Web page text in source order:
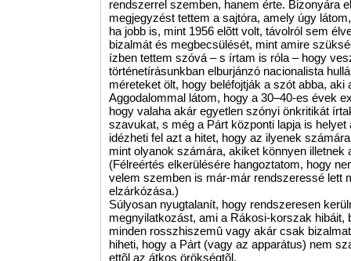
rendszerrel szemben, hanem érte. Bizonyára
megjegyzést tettem a sajtóra, amely úgy
ha jobb is, mint 1956 elõtt volt, távolról sem
bizalmát és megbecsülését, mint amire
ízben tettem szóvá – s írtam is róla – hogy
történetírásunkban elburjánzó nacionalista
méreteket ölt, hogy beléfojtják a szót abba, aki
Aggodalommal látom, hogy a 30–40-es évek
hogy valaha akár egyetlen szónyi önkritikát
szavukat, s még a Párt központi lapja is
idézheti fel azt a hitet, hogy az ilyenek
mint olyanok számára, akiket könnyen illetnek
(Félreértés elkerülésére hangoztatom, hogy
velem szemben is már-már rendszeressé lett
elzárkózása.)
Súlyosan nyugtalanít, hogy rendszeresen
megnyilatkozást, ami a Rákosi-korszak hibáit,
minden rosszhiszemû vagy akár csak
hiheti, hogy a Párt (vagy az apparátus) nem
ettõl az átkos örökségtõl.